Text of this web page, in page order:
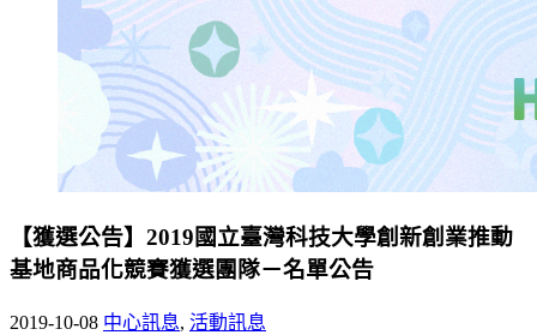
【獲選公告】2019國立臺灣科技大學創新創業推動
基地商品化競賽獲選團隊－名單公告
2019-10-08 中心訊息, 活動訊息